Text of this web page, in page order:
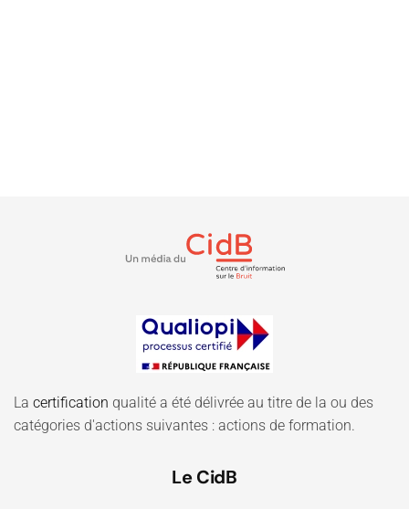
La certification qualité a été délivrée au titre de la ou des
catégories d'actions suivantes : actions de formation.
Le CidB